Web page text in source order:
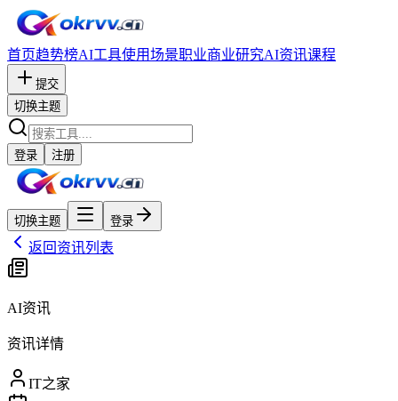
首页趋势榜AI工具使用场景职业商业研究AI资讯课程
提交
切换主题
登录 注册
切换主题 登录
返回资讯列表
AI资讯
资讯详情
IT之家